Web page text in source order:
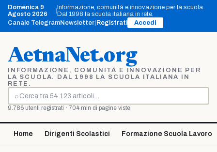
Vai
contenuto
Domenica 9
Agosto 2026
|Informazione, comunità e innovazione per la scuola.
Dal 1998 la scuola italiana in rete.
Canale TelegramNewsletter Registrati Accedi
AetnaNet.org
INFORMAZIONE, COMUNITÀ E INNOVAZIONE PER
LA SCUOLA. DAL 1998 LA SCUOLA ITALIANA IN
RETE.
⌕
Cerca
9.786 utenti registrati · 704 mln di pagine viste
Home Dirigenti Scolastici Formazione Scuola Lavoro